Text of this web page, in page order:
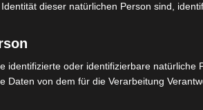
dieser natürlichen Person sind,
identifizierte oder identifizierbare natürliche
Daten von dem für die Verarbeitung